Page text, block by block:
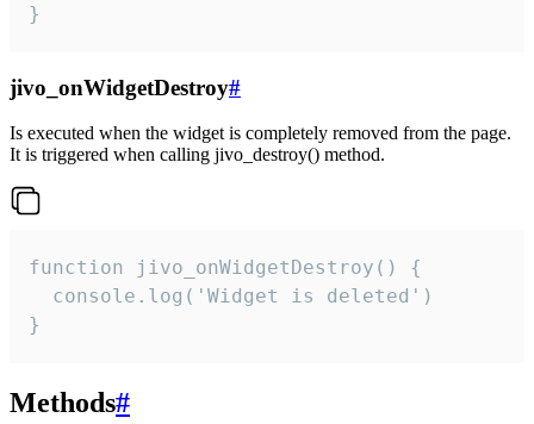
}
jivo_onWidgetDestroy#
Is executed when the widget is completely removed from the page.
It is triggered when calling jivo_destroy() method.
function jivo_onWidgetDestroy() {
  console.log('Widget is deleted')
}
Methods#